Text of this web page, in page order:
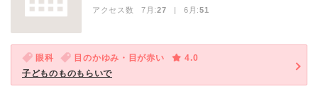
アクセス数 7月:27 | 6月:51
眼科 目のかゆみ・目が赤い
4.0
子どものものもらいで